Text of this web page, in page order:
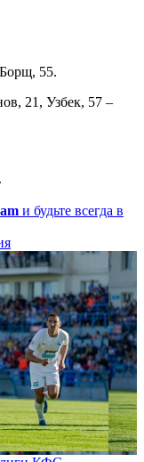
55.
21, Узбек, 57 –
и будьте всегда в